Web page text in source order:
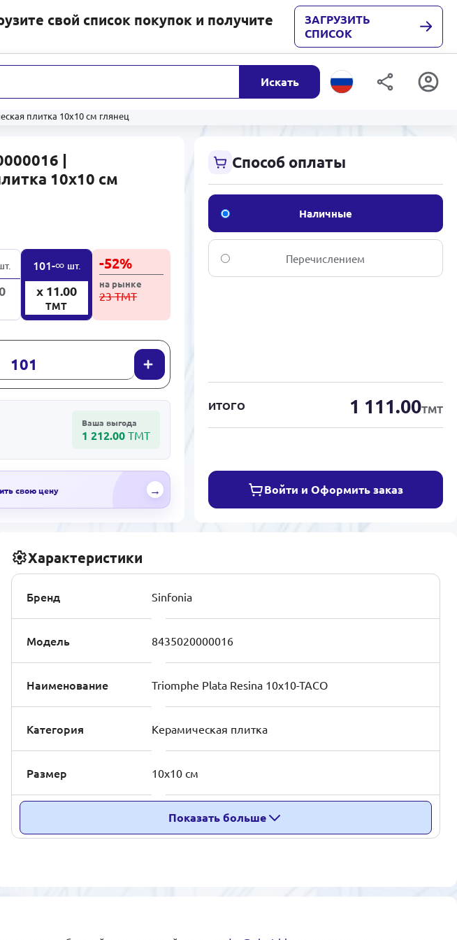
свой список покупок и получите
ЗАГРУЗИТЬ
СПИСОК
Искать
плитка 10x10 см глянец
|
10x10 см
101-∞ шт.
x 11.00
ТМТ
-52%
на рынке
23 ТМТ
Ваша выгода
1 212.00 ТМТ
свою цену →
Способ оплаты
Наличные
Перечислением
ИТОГО 1 111.00ТМТ
Войти и Оформить заказ
Характеристики
Бренд Sinfonia
Модель 8435020000016
Наименование Triomphe Plata Resina 10x10-TACO
Категория Керамическая плитка
Размер 10x10 см
Показать больше